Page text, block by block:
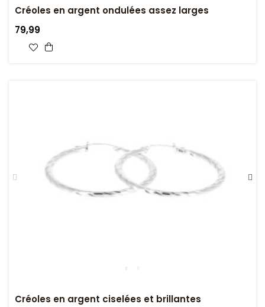
Créoles en argent ondulées assez larges
79,99
Créoles en argent ciselées et brillantes